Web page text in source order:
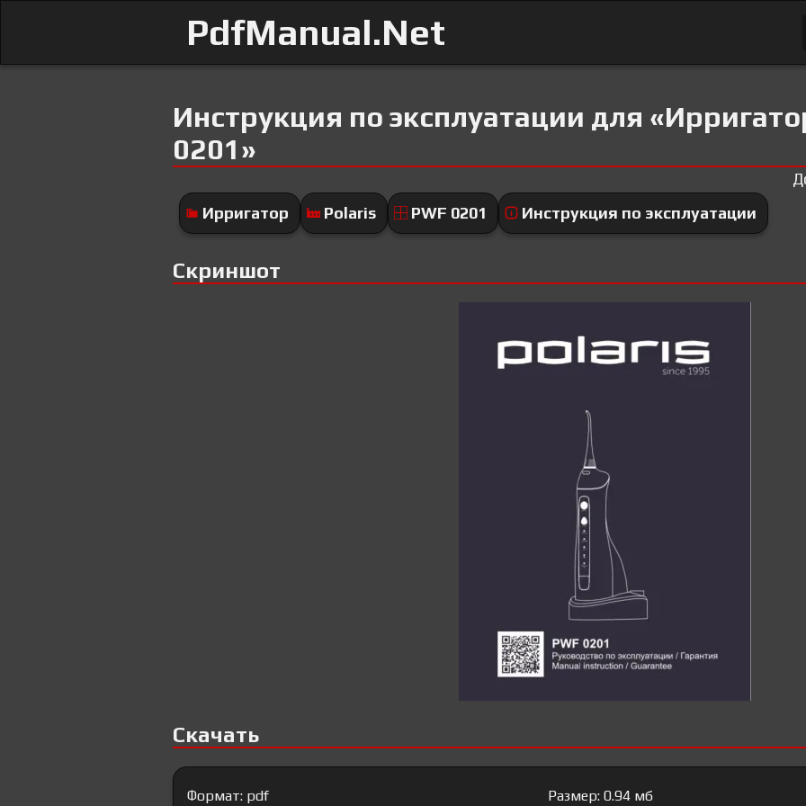
PdfManual.Net
Инструкция по эксплуатации для
0201»
Ирригатор
Polaris PWF 0201 Инструкция по эксплуатации
Скриншот
Скачать
Формат: pdf Размер: 0.94 мб